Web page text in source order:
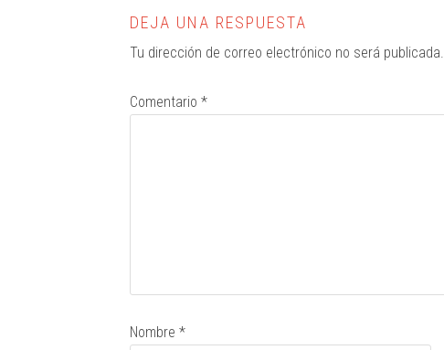
DEJA UNA RESPUESTA
Tu dirección de correo electrónico no será publicada.
Comentario *
Nombre *